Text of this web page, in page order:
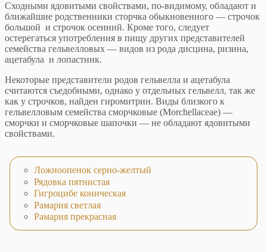
Сходными ядовитыми свойствами, по-видимому, обладают и
ближайшие родственники сторчка обыкновенного — строчок
большой и строчок осенний. Кроме того, следует
остерегаться употребления в пищу других представителей
семейства гельвелловых — видов из рода дисцина, ризина,
ацетабула и лопастник.
Некоторые представители родов гельвелла и ацетабула
считаются съедобными, однако у отдельных гельвелл, так же
как у строчков, найден гиромитрин. Виды близкого к
гельвелловым семейства сморчковые (Morchellaceae) —
сморчки и сморчковые шапочки — не обладают ядовитыми
свойствами.
Ложноопенок серно-желтый
Рядовка пятнистая
Гигроцибе коническая
Рамария светлая
Рамария прекрасная